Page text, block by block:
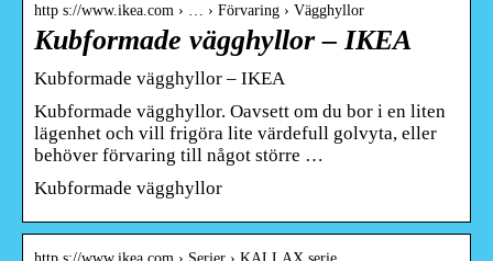
http s://www.ikea.com › … › Förvaring › Vägghyllor
Kubformade vägghyllor – IKEA
Kubformade vägghyllor – IKEA
Kubformade vägghyllor. Oavsett om du bor i en liten
lägenhet och vill frigöra lite värdefull golvyta, eller
behöver förvaring till något större …
Kubformade vägghyllor